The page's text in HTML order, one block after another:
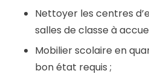
Nettoyer les centres
salles de classe à
Mobilier scolaire en
bon état requis ;